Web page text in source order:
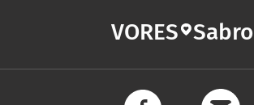
VORES Sabro